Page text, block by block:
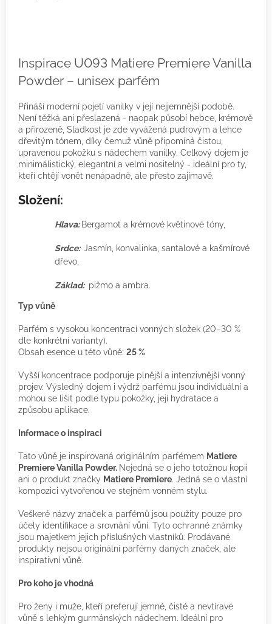
Inspirace U093 Matiere Premiere Vanilla
Powder – unisex parfém
Přináší moderní pojetí vanilky v její nejjemnější podobě.
Není těžká ani přeslazená - naopak působí hebce, krémově
a přirozeně, Sladkost je zde vyvážená pudrovým a lehce
dřevitým tónem, díky čemuž vůně připomíná čistou,
upravenou pokožku s nádechem vanilky. Celkový dojem je
minimálistický, elegantní a velmi nositelný - ideální pro ty,
kteří chtějí vonět nenápadně, ale přesto zajímavě.
Složení:
Hlava: Bergamot a krémové květinové tóny,
Srdce: Jasmín, konvalinka, santalové a kašmírové
dřevo,
Základ: pižmo a ambra.
Typ vůně
Parfém s vysokou koncentrací vonných složek (20–30 %
dle konkrétní varianty).
Obsah esence u této vůně: 25 %
Vyšší koncentrace podporuje plnější a intenzivnější vonný
projev. Výsledný dojem i výdrž parfému jsou individuální a
mohou se lišit podle typu pokožky, její hydratace a
způsobu aplikace.
Informace o inspiraci
Tato vůně je inspirovaná originálním parfémem Matiere
Premiere Vanilla Powder. Nejedná se o jeho totožnou kopii
ani o produkt značky Matiere Premiere. Jedná se o vlastní
kompozici vytvořenou ve stejném vonném stylu.
Veškeré názvy značek a parfémů jsou použity pouze pro
účely identifikace a srovnání vůní. Tyto ochranné známky
jsou majetkem jejich příslušných vlastníků. Prodávané
produkty nejsou originální parfémy daných značek, ale
inspirativní vůně.
Pro koho je vhodná
Pro ženy i muže, kteří preferují jemné, čisté a nevtíravé
vůně s lehkým gurmánských nádechem. Ideální pro